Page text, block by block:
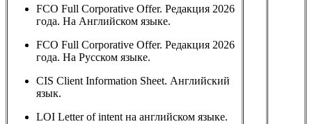
FCO Full Corporative Offer. Редакция 2026
года. На Английском языке.
FCO Full Corporative Offer. Редакция 2026
года. На Русском языке.
CIS Client Information Sheet. Английский
язык.
LOI Letter of intent на английском языке.